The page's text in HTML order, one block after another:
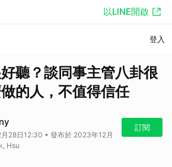
以LINE開啟
登入
聽？談同事主管八卦很
的人，不值得信任
28日12:30 • 發布於 2023年12月
Hsu
訂閱